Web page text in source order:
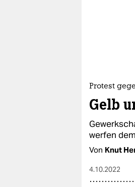
Protest
Gelb
werfen
Von Knut
4.10.2022